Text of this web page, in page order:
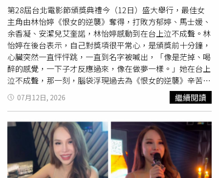
第28屆台北電影節頒獎典禮今（12日）盛大舉行，最佳女
主角由林怡婷《恨女的逆襲》奪得，打敗方郁婷、馬士媛、
余香凝、安潔兒艾奎諾，林怡婷感動到在台上泣不成聲。林
怡婷在後台表示，自己對獎項很平常心，是頒獎前十分鐘，
心臟突然一直怦怦跳，一直到名字被喊出，「像是茫掉、喝
醉的感覺，一下子才反應過來，像在做夢一樣。」她在台上
泣不成聲，那一刻，腦袋浮現過去為《恨女的逆襲》辛苦訓
練半年的過程，加上看見台下的家人與劇組，深感大家的辛
苦，而數度淚崩。這次跳過新演員獎直接拿到影后，被說是
「越級打怪」，林怡婷謙虛表示，都要歸功角色，「雖然她
的生活滿辛苦，跟她一起成長的這段路我很幸福。」並大方
承諾要把獎金拿來請全體劇組吃飯。林怡婷也感性表示：
「我會幫更多角色說故事，最後我想跟在夢想這條路上努力
的人說，不要放棄，有一天會有人看到你在發光，謝謝台北
電影節。」她也誓言未來會更努力加油，並搞笑表示很想演
07月12日, 2026 繼續閱讀